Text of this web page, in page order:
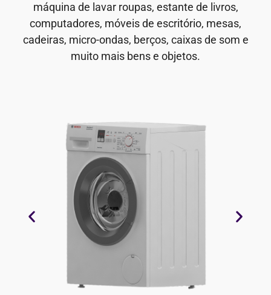
máquina de lavar roupas, estante de livros,
computadores, móveis de escritório, mesas,
cadeiras, micro-ondas, berços, caixas de som e
muito mais bens e objetos.